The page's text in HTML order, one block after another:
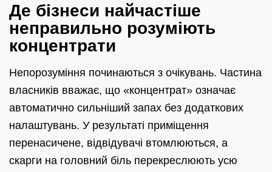
Де бізнеси найчастіше
неправильно розуміють
концентрати
Непорозуміння починаються з очікувань. Частина
власників вважає, що «концентрат» означає
автоматично сильніший запах без додаткових
налаштувань. У результаті приміщення
перенасичене, відвідувачі втомлюються, а
скарги на головний біль перекреслюють усю